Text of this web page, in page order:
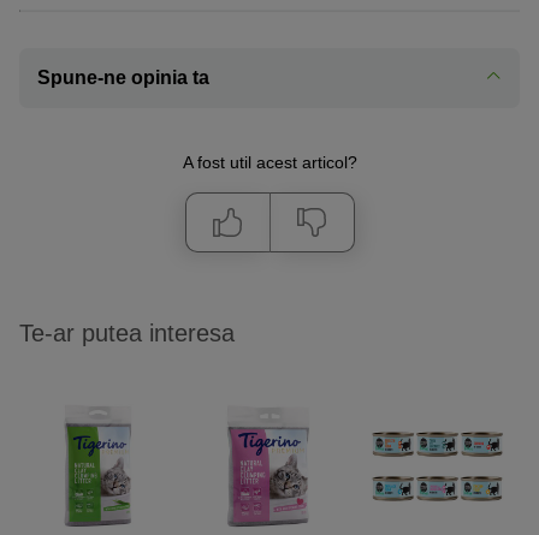
Spune-ne opinia ta
A fost util acest articol?
Te-ar putea interesa